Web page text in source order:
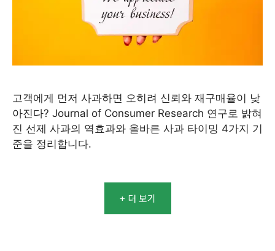
고객에게 먼저 사과하면 오히려 신뢰와 재구매율이 낮
아진다? Journal of Consumer Research 연구로 밝혀
진 선제 사과의 역효과와 올바른 사과 타이밍 4가지 기
준을 정리합니다.
+ 더 보기